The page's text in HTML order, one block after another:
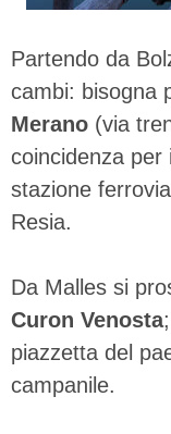
Partendo da
cambi: bisogna
Merano (via
coincidenza per
stazione
Resia.
Da Malles si
Curon Venosta
piazzetta del
campanile.